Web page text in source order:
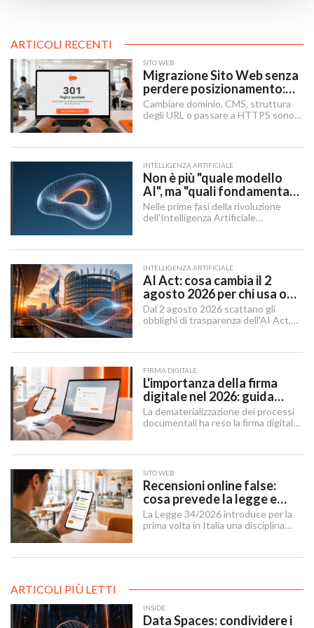
ARTICOLI RECENTI
SITO WEB
Migrazione Sito Web senza
perdere posizionamento:
Redirect 301, URL e
Checklist SEO
Cambiare dominio, CMS, struttura
degli URL o passare a HTTPS sono i
ricerca.
INTELLIGENZA ARTIFICIALE
Non è più "quale modello
AI", ma "quali fondamenta":
dati, infrastruttura,
governance
Nelle prime fasi della rivoluzione
dell'Intelligenza Artificiale
"Quale modello dobbiamo usare?".
INTELLIGENZA ARTIFICIALE
AI Act: cosa cambia il 2
agosto 2026 per chi usa o
integra l'AI
Dal 2 agosto 2026 scattano gli
obblighi di trasparenza dell'AI Act,
rinviato quelli sui sistemi ad alto
FIRMA DIGITALE
L'importanza della firma
digitale nel 2026: guida
completa per aziende e
professionisti
La dematerializzazione dei processi
documentali ha reso la firma digitale
SITO WEB
Recensioni online false:
cosa prevede la legge e
cosa possono fare le
imprese
La Legge 34/2026 introduce per la
prima volta in Italia una disciplina
ristorazione e del turismo.
ARTICOLI PIÙ LETTI
INSIDE
Data Spaces: condividere i